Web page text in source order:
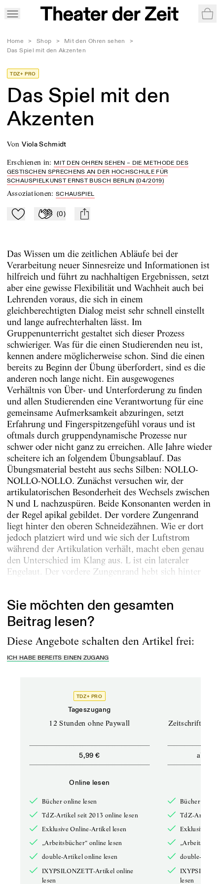
Home > Shop > Mit den Ohren sehen
>
Das Spiel mit den Akzenten
TDZ+ PRO
Das Spiel mit den
Akzenten
von Viola Schmidt
Erschienen in: MIT DEN OHREN SEHEN – DIE METHODE DES
GESTISCHEN SPRECHENS AN DER HOCHSCHULE FÜR
SCHAUSPIELKUNST ERNST BUSCH BERLIN (04/2019)
Assoziationen:SCHAUSPIEL
Zu Mein-TdZ hinzufügen
Applaudieren
(0) mail
Das Wissen um die zeitlichen Abläufe bei der
Verarbeitung neuer Sinnesreize und Informationen ist
hilfreich und führt zu nachhaltigen Ergebnissen, setzt
aber eine gewisse Flexibilität und Wachheit auch bei
Lehrenden voraus, die sich in einem
gleichberechtigten Dialog meist sehr schnell einstellt
und lange aufrechterhalten lässt. Im
Gruppenunterricht gestaltet sich dieser Prozess
schwieriger. Was für die einen Studierenden neu ist,
kennen andere möglicherweise schon. Sind die einen
bereits zu Beginn der Übung überfordert, sind es die
anderen noch lange nicht. Ein ausgewogenes
Verhältnis von Über- und Unterforderung zu finden
und allen Studierenden eine Verantwortung für eine
gemeinsame Aufmerksamkeit abzuringen, setzt
Erfahrung und Fingerspitzengefühl voraus und ist
oftmals durch gruppendynamische Prozesse nur
schwer oder nicht ganz zu erreichen. Alle Jahre wieder
scheitere ich an folgendem Übungsablauf. Das
Übungsmaterial besteht aus sechs Silben: NOLLO-
NOLLO-NOLLO. Zunächst versuchen wir, der
artikulatorischen Besonderheit des Wechsels zwischen
N und L nachzuspüren. Beide Konsonanten werden in
der Regel apikal gebildet. Der vordere Zungenrand
liegt hinter den oberen Schneidezähnen. Wie er dort
jedoch platziert wird und wie sich der Luftstrom
während der Artikulation verhält, macht eben genau
den Unterschied im Klang aus. L ist ein lateraler
Engelaut. Der vordere Zungenrand hebt sich hinter
Sie möchten den gesamten
Beitrag lesen?
Diese Angebote schalten den Artikel frei:
ICH HABE BEREITS EINEN ZUGANG
TDZ+ PRO
Tageszugang
12 Stunden ohne Paywall
5,99 €
Online lesen
Bücher online lesen
TdZ-Artikel seit 2013 online lesen
Exklusive Online-Artikel lesen
„Arbeitsbücher“ online lesen
double-Artikel online lesen
IXYPSILONZETT-Artikel online
lesen
Zeitschriften
ab
Bücher online
TdZ-Artikel
Exklusive
double-
lesen